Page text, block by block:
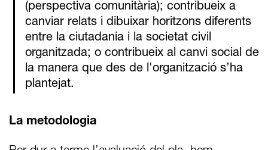
(perspectiva comunitària); contribueix a
canviar relats i dibuixar horitzons diferents
entre la ciutadania i la societat civil
organitzada; o contribueix al canvi social de
la manera que des de l'organització s’ha
plantejat.
La metodologia